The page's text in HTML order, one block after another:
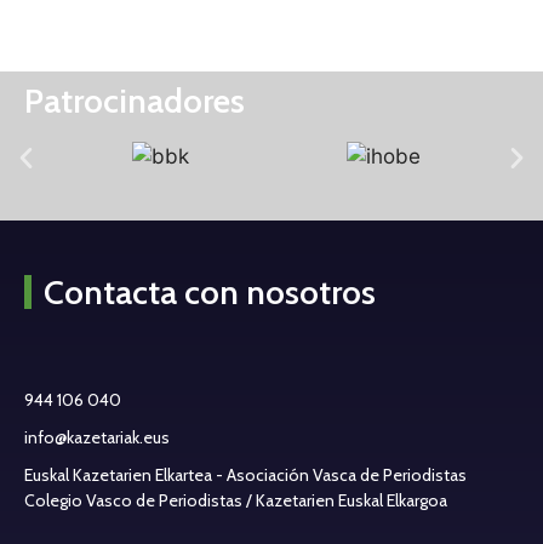
Patrocinadores
Contacta con nosotros
944 106 040
info@kazetariak.eus
Euskal Kazetarien Elkartea - Asociación Vasca de Periodistas
Colegio Vasco de Periodistas / Kazetarien Euskal Elkargoa